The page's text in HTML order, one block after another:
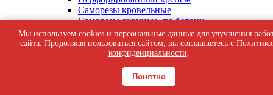
Саморезы кровельные
Саморезы оконные, по бетону
Саморезы с пресс-шайбой
Саморезы черные
Такелаж
Шурупы жёлтые универсальные
Шурупы с шестигранной головкой, с
Мы используем cookies и персональные данные для улучшения
сайта. Продолжая пользоваться сайтом, вы соглашаетесь с
конфиденциальности.
Понятно